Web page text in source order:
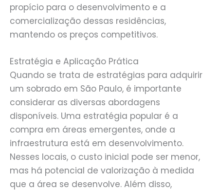
propício para o desenvolvimento e a
comercialização dessas residências,
mantendo os preços competitivos.
Estratégia e Aplicação Prática
Quando se trata de estratégias para adquirir
um sobrado em São Paulo, é importante
considerar as diversas abordagens
disponíveis. Uma estratégia popular é a
compra em áreas emergentes, onde a
infraestrutura está em desenvolvimento.
Nesses locais, o custo inicial pode ser menor,
mas há potencial de valorização à medida
que a área se desenvolve. Além disso,